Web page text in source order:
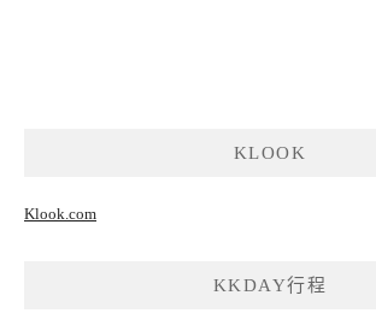
KLOOK
Klook.com
KKDAY行程